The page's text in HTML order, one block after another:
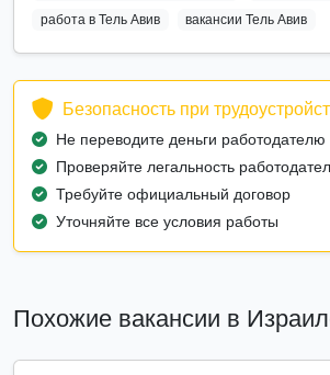
работа в Тель Авив
вакансии Тель Авив
Безопасность при
Не переводите деньги работодателю
Проверяйте легальность
Требуйте официальный договор
Уточняйте все условия работы
Похожие вакансии в